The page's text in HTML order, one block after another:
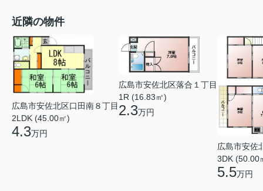
近隣の物件
広島市安佐北区口田南８丁目
2LDK (45.00㎡)
4.3万円
広島市安佐北区落合１丁目
1R (16.83㎡)
2.3万円
広島市安佐
3DK (50.00
5.5万円